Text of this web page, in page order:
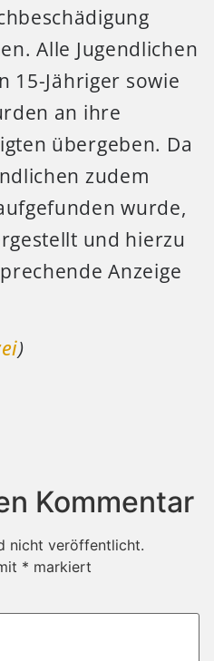
Alle Jugendlichen
15-Jähriger sowie
an ihre
übergeben. Da
zudem
wurde,
und hierzu
Anzeige
)
Kommentar
nicht veröffentlicht.
* markiert